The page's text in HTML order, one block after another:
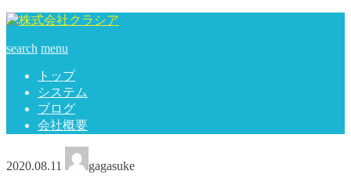
search menu
トップ
システム
ブログ
会社概要
2020.08.11 gagasuke